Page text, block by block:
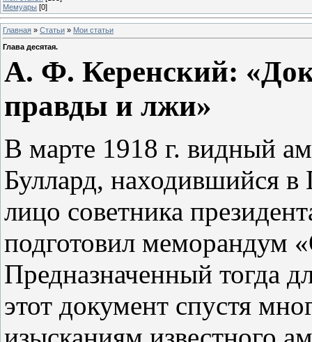
Мемуары [0]
Главная » Статьи » Мои статьи
Глава десятая.
А. Ф. Керенский:
правды и лжи»
В марте 1918 г. видный
Буллард, находившийся в
лицо советника
подготовил меморандум
Предназначенный тогда
этот документ спустя